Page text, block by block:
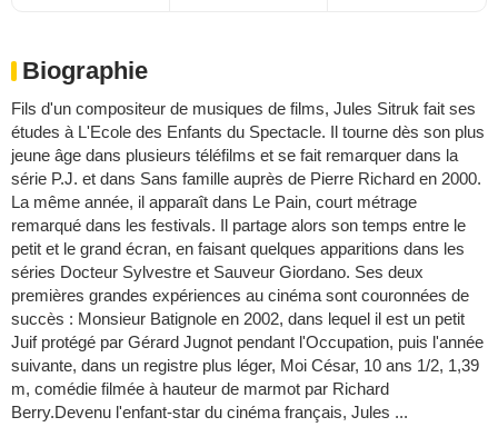
Biographie
Fils d'un compositeur de musiques de films, Jules Sitruk fait ses
études à L'Ecole des Enfants du Spectacle. Il tourne dès son plus
jeune âge dans plusieurs téléfilms et se fait remarquer dans la
série P.J. et dans Sans famille auprès de Pierre Richard en 2000.
La même année, il apparaît dans Le Pain, court métrage
remarqué dans les festivals. Il partage alors son temps entre le
petit et le grand écran, en faisant quelques apparitions dans les
séries Docteur Sylvestre et Sauveur Giordano. Ses deux
premières grandes expériences au cinéma sont couronnées de
succès : Monsieur Batignole en 2002, dans lequel il est un petit
Juif protégé par Gérard Jugnot pendant l'Occupation, puis l'année
suivante, dans un registre plus léger, Moi César, 10 ans 1/2, 1,39
m, comédie filmée à hauteur de marmot par Richard
Berry.Devenu l'enfant-star du cinéma français, Jules ...